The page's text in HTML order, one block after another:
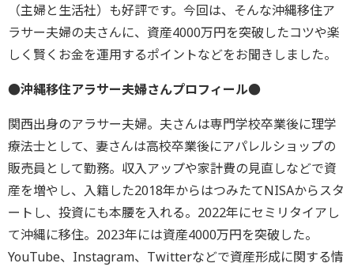
（主婦と生活社）も好評です。今回は、そんな沖縄移住ア
ラサー夫婦の夫さんに、資産4000万円を突破したコツや楽
しく賢くお金を運用するポイントなどをお聞きしました。
●沖縄移住アラサー夫婦さんプロフィール●
関西出身のアラサー夫婦。夫さんは専門学校卒業後に理学
療法士として、妻さんは高校卒業後にアパレルショップの
販売員として勤務。収入アップや家計費の見直しなどで資
産を増やし、入籍した2018年からはつみたてNISAからスタ
ートし、投資にも本腰を入れる。2022年にセミリタイアし
て沖縄に移住。2023年には資産4000万円を突破した。
YouTube、Instagram、Twitterなどで資産形成に関する情